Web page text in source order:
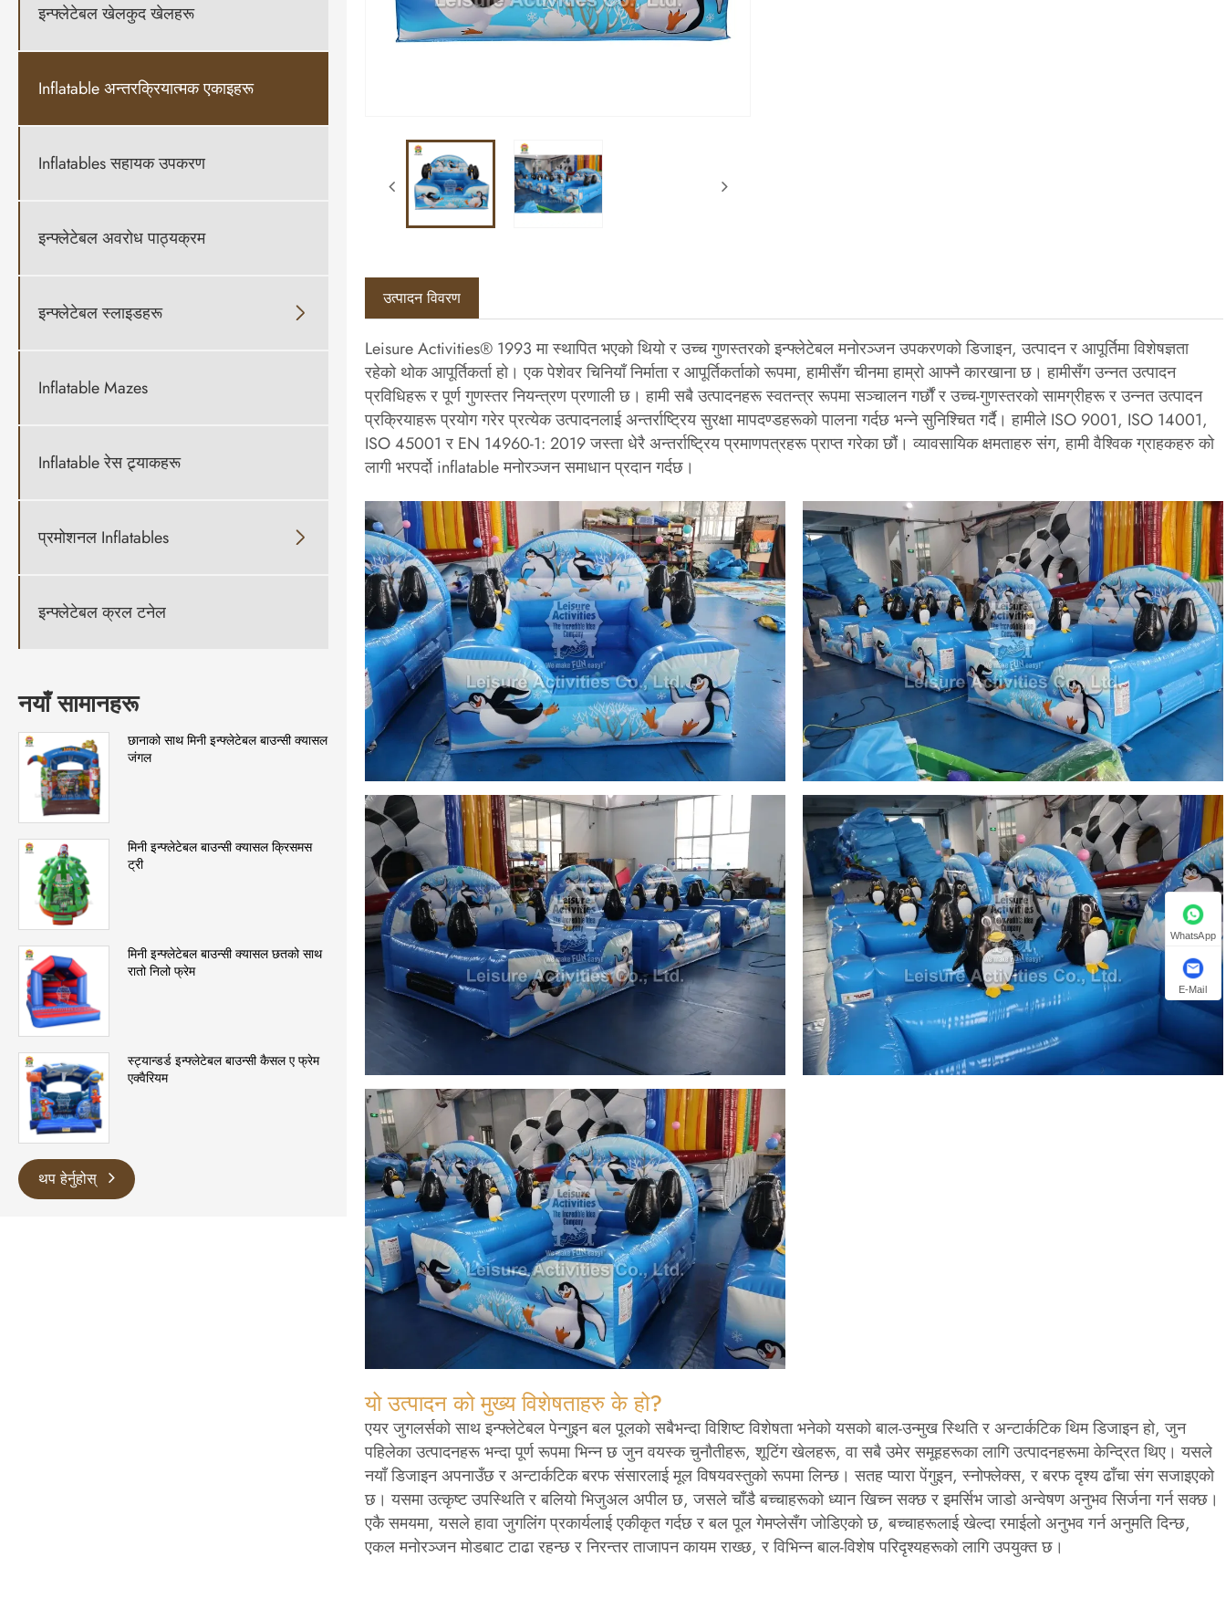
इन्फ्लेटेबल खेलकुद खेलहरू
Inflatable अन्तरक्रियात्मक एकाइहरू
Inflatables सहायक उपकरण
इन्फ्लेटेबल अवरोध पाठ्यक्रम
इन्फ्लेटेबल स्लाइडहरू 
Inflatable Mazes
Inflatable रेस ट्र्याकहरू
प्रमोशनल Inflatables 
इन्फ्लेटेबल क्रल टनेल
नयाँ सामानहरू
छानाको साथ मिनी इन्फ्लेटेबल बाउन्सी क्यासल
जंगल
मिनी इन्फ्लेटेबल बाउन्सी क्यासल क्रिसमस
ट्री
मिनी इन्फ्लेटेबल बाउन्सी क्यासल छतको साथ
रातो निलो फ्रेम
स्ट्यान्डर्ड इन्फ्लेटेबल बाउन्सी कैसल ए फ्रेम
एक्वैरियम
थप हेर्नुहोस्
उत्पादन विवरण
Leisure Activities® 1993 मा स्थापित भएको थियो र उच्च गुणस्तरको इन्फ्लेटेबल मनोरञ्जन उपकरणको डिजाइन, उत्पादन र आपूर्तिमा विशेषज्ञता
रहेको थोक आपूर्तिकर्ता हो। एक पेशेवर चिनियाँ निर्माता र आपूर्तिकर्ताको रूपमा, हामीसँग चीनमा हाम्रो आफ्नै कारखाना छ। हामीसँग उन्नत उत्पादन
प्रविधिहरू र पूर्ण गुणस्तर नियन्त्रण प्रणाली छ। हामी सबै उत्पादनहरू स्वतन्त्र रूपमा सञ्चालन गर्छौं र उच्च-गुणस्तरको सामग्रीहरू र उन्नत उत्पादन
प्रक्रियाहरू प्रयोग गरेर प्रत्येक उत्पादनलाई अन्तर्राष्ट्रिय सुरक्षा मापदण्डहरूको पालना गर्दछ भन्ने सुनिश्चित गर्दै। हामीले ISO 9001, ISO 14001,
ISO 45001 र EN 14960-1: 2019 जस्ता धेरै अन्तर्राष्ट्रिय प्रमाणपत्रहरू प्राप्त गरेका छौं। व्यावसायिक क्षमताहरु संग, हामी वैश्विक ग्राहकहरु को
लागी भरपर्दो inflatable मनोरञ्जन समाधान प्रदान गर्दछ।
यो उत्पादन को मुख्य विशेषताहरु के हो?
एयर जुगलर्सको साथ इन्फ्लेटेबल पेन्गुइन बल पूलको सबैभन्दा विशिष्ट विशेषता भनेको यसको बाल-उन्मुख स्थिति र अन्टार्कटिक थिम डिजाइन हो, जुन
पहिलेका उत्पादनहरू भन्दा पूर्ण रूपमा भिन्न छ जुन वयस्क चुनौतीहरू, शूटिंग खेलहरू, वा सबै उमेर समूहहरूका लागि उत्पादनहरूमा केन्द्रित थिए। यसले
नयाँ डिजाइन अपनाउँछ र अन्टार्कटिक बरफ संसारलाई मूल विषयवस्तुको रूपमा लिन्छ। सतह प्यारा पेंगुइन, स्नोफ्लेक्स, र बरफ दृश्य ढाँचा संग सजाइएको
छ। यसमा उत्कृष्ट उपस्थिति र बलियो भिजुअल अपील छ, जसले चाँडै बच्चाहरूको ध्यान खिच्न सक्छ र इमर्सिभ जाडो अन्वेषण अनुभव सिर्जना गर्न सक्छ।
एकै समयमा, यसले हावा जुगलिंग प्रकार्यलाई एकीकृत गर्दछ र बल पूल गेमप्लेसँग जोडिएको छ, बच्चाहरूलाई खेल्दा रमाईलो अनुभव गर्न अनुमति दिन्छ,
एकल मनोरञ्जन मोडबाट टाढा रहन्छ र निरन्तर ताजापन कायम राख्छ, र विभिन्न बाल-विशेष परिदृश्यहरूको लागि उपयुक्त छ।
WhatsApp
E-Mail